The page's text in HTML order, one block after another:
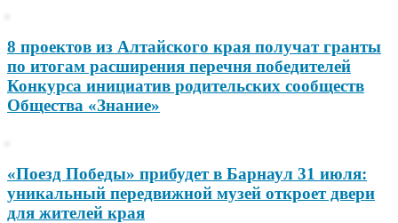
8 проектов из Алтайского края получат гранты
по итогам расширения перечня победителей
Конкурса инициатив родительских сообществ
Общества «Знание»
«Поезд Победы» прибудет в Барнаул 31 июля:
уникальный передвижной музей откроет двери
для жителей края